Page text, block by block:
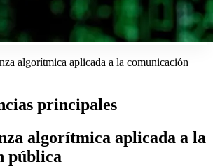
algorítmica aplicada a la comunicación
principales
algorítmica aplicada a la
pública